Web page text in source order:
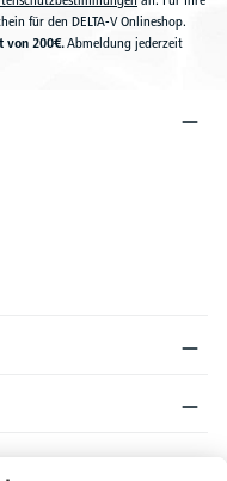
für den DELTA-V Onlineshop.
von 200€.Abmeldung jederzeit